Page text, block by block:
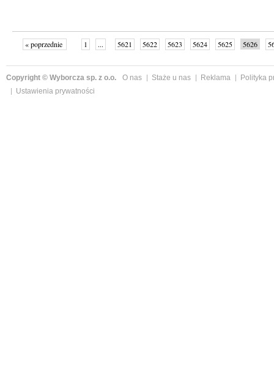
« poprzednie 1 ... 5621 5622 5623 5624 5625 5626
Copyright © Wyborcza sp. z o.o. O nas Staże u nas Reklama
Polityka
Ustawienia prywatności